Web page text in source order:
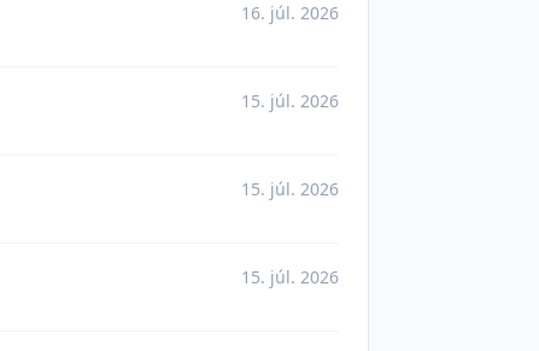
16. júl. 2026
15. júl. 2026
15. júl. 2026
15. júl. 2026